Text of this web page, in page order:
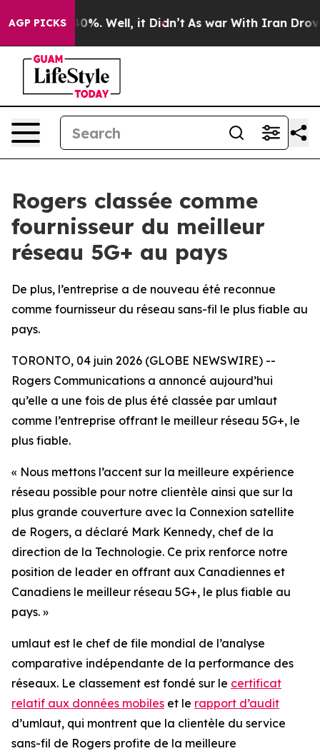
AGP PICKS40%. Well, it Didn’t As war With Iran Drove
Rogers classée comme
fournisseur du meilleur
réseau 5G+ au pays
De plus, l’entreprise a de nouveau été reconnue
comme fournisseur du réseau sans-fil le plus fiable au
pays.
TORONTO, 04 juin 2026 (GLOBE NEWSWIRE) --
Rogers Communications a annoncé aujourd’hui
qu’elle a une fois de plus été classée par umlaut
comme l’entreprise offrant le meilleur réseau 5G+, le
plus fiable.
« Nous mettons l’accent sur la meilleure expérience
réseau possible pour notre clientèle ainsi que sur la
plus grande couverture avec la Connexion satellite
de Rogers, a déclaré Mark Kennedy, chef de la
direction de la Technologie. Ce prix renforce notre
position de leader en offrant aux Canadiennes et
Canadiens le meilleur réseau 5G+, le plus fiable au
pays. »
umlaut est le chef de file mondial de l’analyse
comparative indépendante de la performance des
réseaux. Le classement est fondé sur le certificat
relatif aux données mobiles et le rapport d’audit
d’umlaut, qui montrent que la clientèle du service
sans-fil de Rogers profite de la meilleure